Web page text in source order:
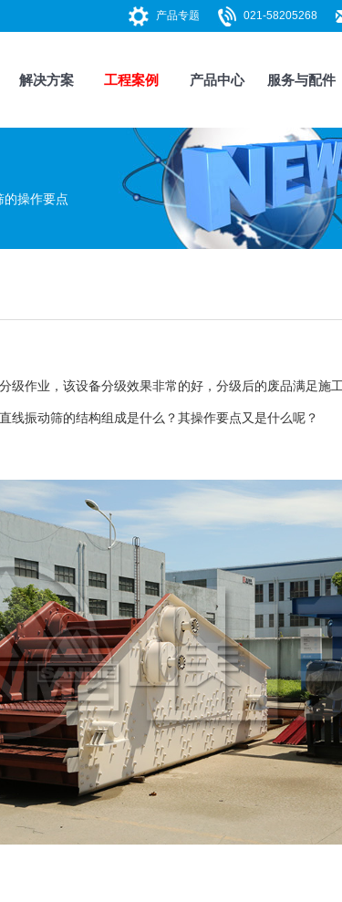
021-58205268
产品专题
解决方案 工程案例 产品中心 服务与配件
的操作要点
作业，该设备分级效果非常的好，分级后的废品满足施
线振动筛的结构组成是什么？其操作要点又是什么呢？